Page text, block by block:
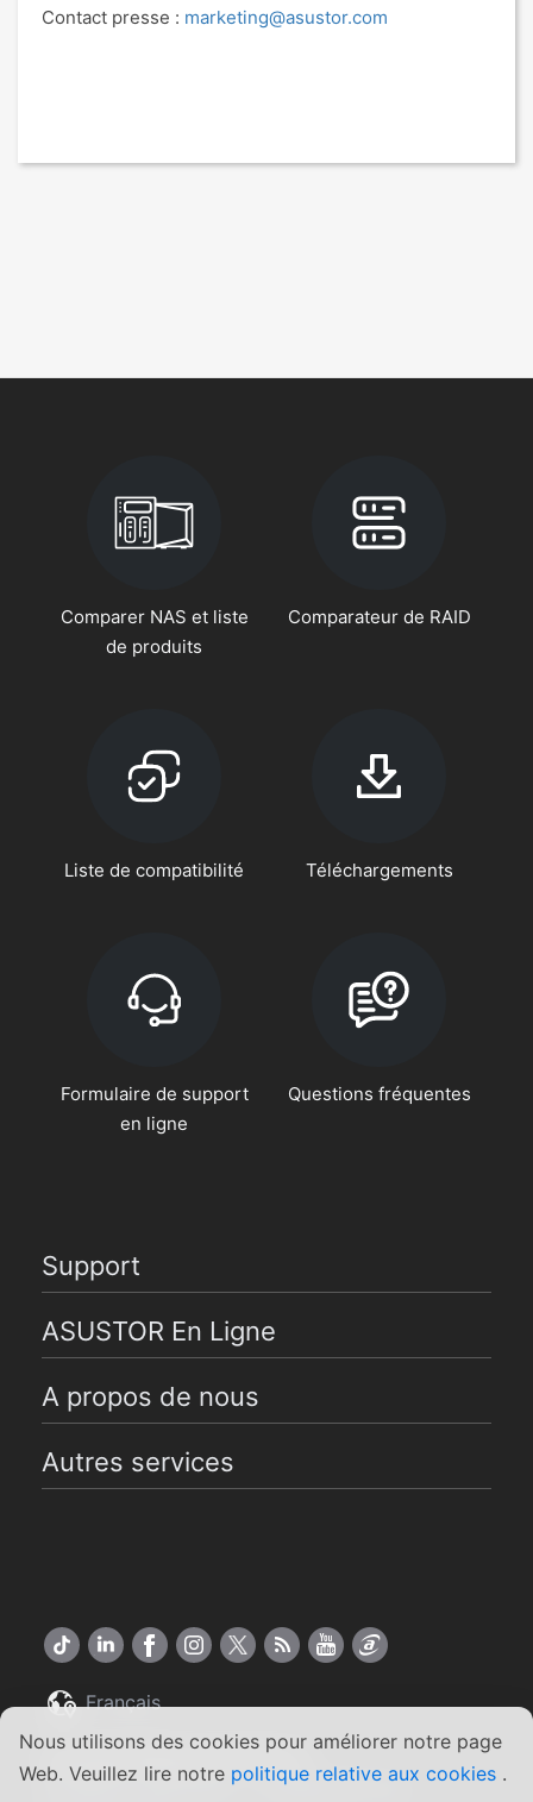
Nous utilisons des cookies pour améliorer notre page
Web. Veuillez lire notre politique relative aux cookies .
Contact presse : marketing@asustor.com
Comparer NAS et liste
de produits
Comparateur de RAID
Liste de compatibilité Téléchargements
Formulaire de support
en ligne
Questions fréquentes
Support
ASUSTOR En Ligne
A propos de nous
Autres services
Français
Copyright ©2026 ASUSTOR Inc.
Conditions générales | Engagement de